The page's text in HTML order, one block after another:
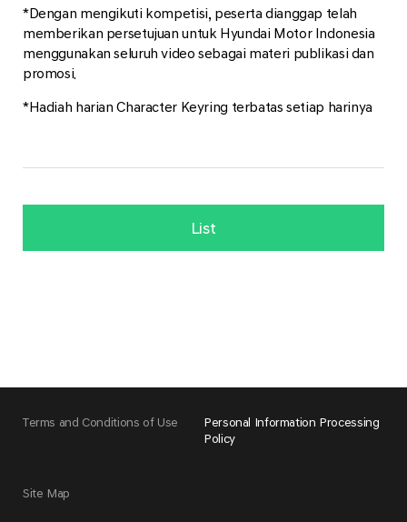
*Dengan mengikuti kompetisi, peserta dianggap telah
memberikan persetujuan untuk Hyundai Motor Indonesia
menggunakan seluruh video sebagai materi publikasi dan
promosi.
*Hadiah harian Character Keyring terbatas setiap harinya
List
Terms and Conditions of Use
Personal Information Processing
Policy
Site Map